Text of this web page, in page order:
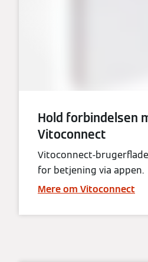
Hold forbindelsen
Vitoconnect
Vitoconnect-
for betjening via appen.
Mere om Vitoconnect